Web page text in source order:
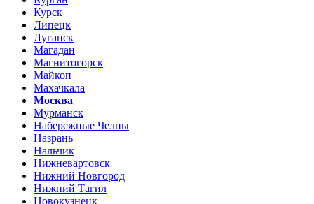
Курск
Липецк
Луганск
Магадан
Магнитогорск
Майкоп
Махачкала
Москва
Мурманск
Набережные Челны
Назрань
Нальчик
Нижневартовск
Нижний Новгород
Нижний Тагил
Новокузнецк